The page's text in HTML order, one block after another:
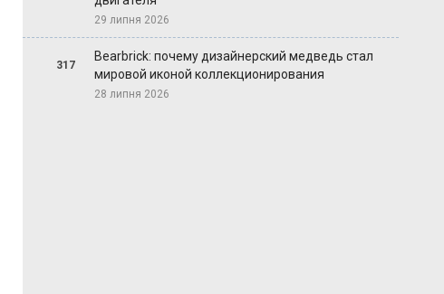
29 липня 2026
317
Bearbrick: почему дизайнерский медведь стал
мировой иконой коллекционирования
28 липня 2026